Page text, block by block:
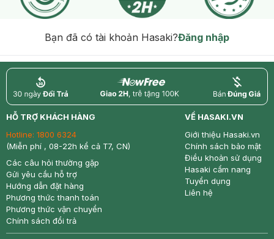
Bạn đã có tài khoản Hasaki?Đăng nhập
return nowfree price
HỖ TRỢ KHÁCH HÀNG
Hotline: 1800 6324
(Miễn phí , 08-22h kể cả T7, CN)
Các câu hỏi thường gặp
Gửi yêu cầu hỗ trợ
Hướng dẫn đặt hàng
Phương thức thanh toán
Phương thức vận chuyển
Chính sách đổi trả
VỀ HASAKI.VN
Giới thiệu Hasaki.vn
Chính sách bảo mật
Điều khoản sử dụng
Hasaki cẩm nang
Tuyển dụng
Liên hệ